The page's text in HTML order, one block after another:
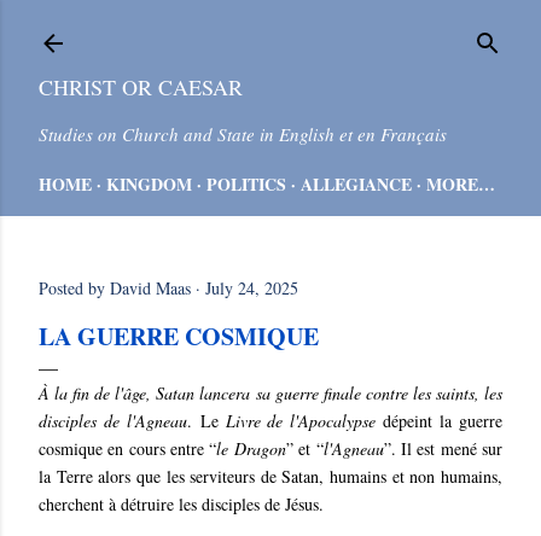
CHRIST OR CAESAR
Studies on Church and State in English et en Français
HOME KINGDOM POLITICS ALLEGIANCE MORE…
Posted by David Maas July 24, 2025
LA GUERRE COSMIQUE
À la fin de l'âge, Satan lancera sa guerre finale contre les saints, les
disciples de l'Agneau. Le Livre de l'Apocalypse dépeint la guerre
cosmique en cours entre “le Dragon” et “l'Agneau”. Il est mené sur
la Terre alors que les serviteurs de Satan, humains et non humains,
cherchent à détruire les disciples de Jésus.